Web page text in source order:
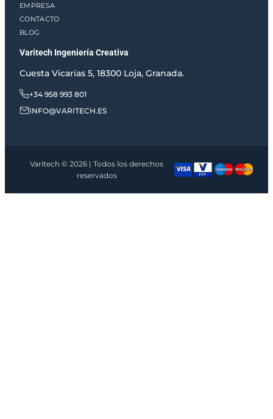
EMPRESA
CONTACTO
BLOG
Varitech Ingeniería Creativa
Cuesta Vicarias 5, 18300 Loja, Granada.
+34 958 993 801
INFO@VARITECH.ES
Varitech © 2026 | Todos los derechos
reservados